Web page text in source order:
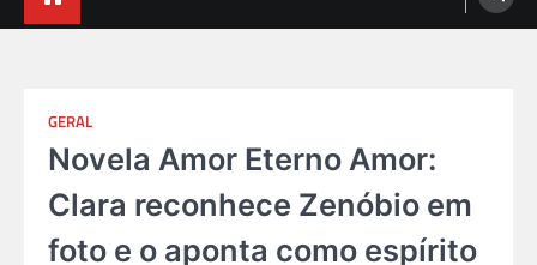
GERAL
Novela Amor Eterno Amor:
Clara reconhece Zenóbio em
foto e o aponta como espírito